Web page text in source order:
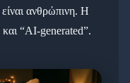
ανθρώπινη. Η
και “AI-generated”.